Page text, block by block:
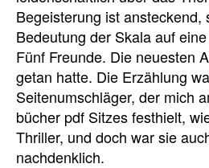
Begeisterung ist ansteckend,
Bedeutung der Skala auf
Fünf Freunde. Die neuesten
getan hatte. Die Erzählung
Seitenumschläger, der mich
bücher pdf Sitzes festhielt,
Thriller, und doch war sie
nachdenklich.